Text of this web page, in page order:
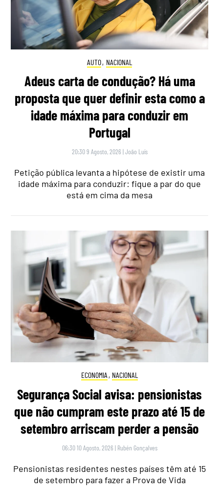
AUTO, NACIONAL
Adeus carta de condução? Há uma
proposta que quer definir esta como a
idade máxima para conduzir em
Portugal
20:30 9 Agosto, 2026 |João Luís
Petição pública levanta a hipótese de existir uma
idade máxima para conduzir: fique a par do que
está em cima da mesa
ECONOMIA , NACIONAL
Segurança Social avisa: pensionistas
que não cumpram este prazo até 15 de
setembro arriscam perder a pensão
06:30 10 Agosto, 2026 | Rubén Gonçalves
Pensionistas residentes nestes países têm até 15
de setembro para fazer a Prova de Vida